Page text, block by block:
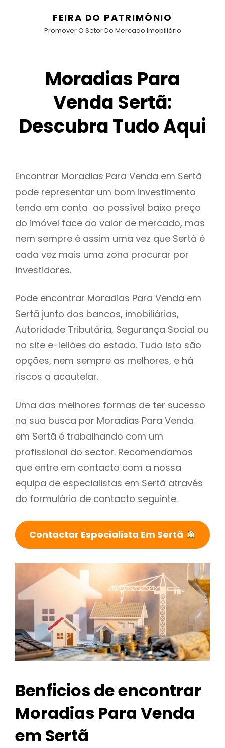
FEIRA DO PATRIMÓNIO
Promover O Setor Do Mercado Imobiliário
Moradias Para
Venda Sertã:
Descubra Tudo Aqui
Encontrar Moradias Para Venda em Sertã
pode representar um bom investimento
tendo em conta ao possível baixo preço
do imóvel face ao valor de mercado, mas
nem sempre é assim uma vez que Sertã é
cada vez mais uma zona procurar por
investidores.
Pode encontrar Moradias Para Venda em
Sertã junto dos bancos, imobiliárias,
Autoridade Tributária, Segurança Social ou
no site e-leilões do estado. Tudo isto são
opções, nem sempre as melhores, e há
riscos a acautelar.
Uma das melhores formas de ter sucesso
na sua busca por Moradias Para Venda
em Sertã é trabalhando com um
profissional do sector. Recomendamos
que entre em contacto com a nossa
equipa de especialistas em Sertã através
do formulário de contacto seguinte.
Contactar Especialista Em Sertã
Benficios de encontrar
Moradias Para Venda
em Sertã